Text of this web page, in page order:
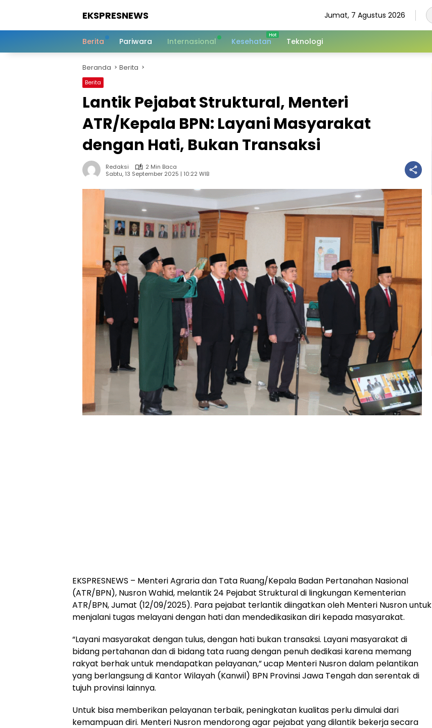
EKSPRESNEWS
Dalam
Jumat, 7 Agustus 2026
Berita Pariwara Internasional Kesehatan Teknologi
Beranda Berita
Berita
Lantik Pejabat Struktural, Menteri
ATR/Kepala BPN: Layani Masyarakat
dengan Hati, Bukan Transaksi
Redaksi
2 Min Baca
Sabtu, 13 September 2025 | 10:22 WIB
EKSPRESNEWS – Menteri Agraria dan Tata Ruang/Kepala Badan Pertanahan Nasional
(ATR/BPN), Nusron Wahid, melantik 24 Pejabat Struktural di lingkungan Kementerian
ATR/BPN, Jumat (12/09/2025). Para pejabat terlantik diingatkan oleh Menteri Nusron untuk
menjalani tugas melayani dengan hati dan mendedikasikan diri kepada masyarakat.
“Layani masyarakat dengan tulus, dengan hati bukan transaksi. Layani masyarakat di
bidang pertahanan dan di bidang tata ruang dengan penuh dedikasi karena memang
rakyat berhak untuk mendapatkan pelayanan,” ucap Menteri Nusron dalam pelantikan
yang berlangsung di Kantor Wilayah (Kanwil) BPN Provinsi Jawa Tengah dan serentak di
tujuh provinsi lainnya.
Untuk bisa memberikan pelayanan terbaik, peningkatan kualitas perlu dimulai dari
kemampuan diri. Menteri Nusron mendorong agar pejabat yang dilantik bekerja secara